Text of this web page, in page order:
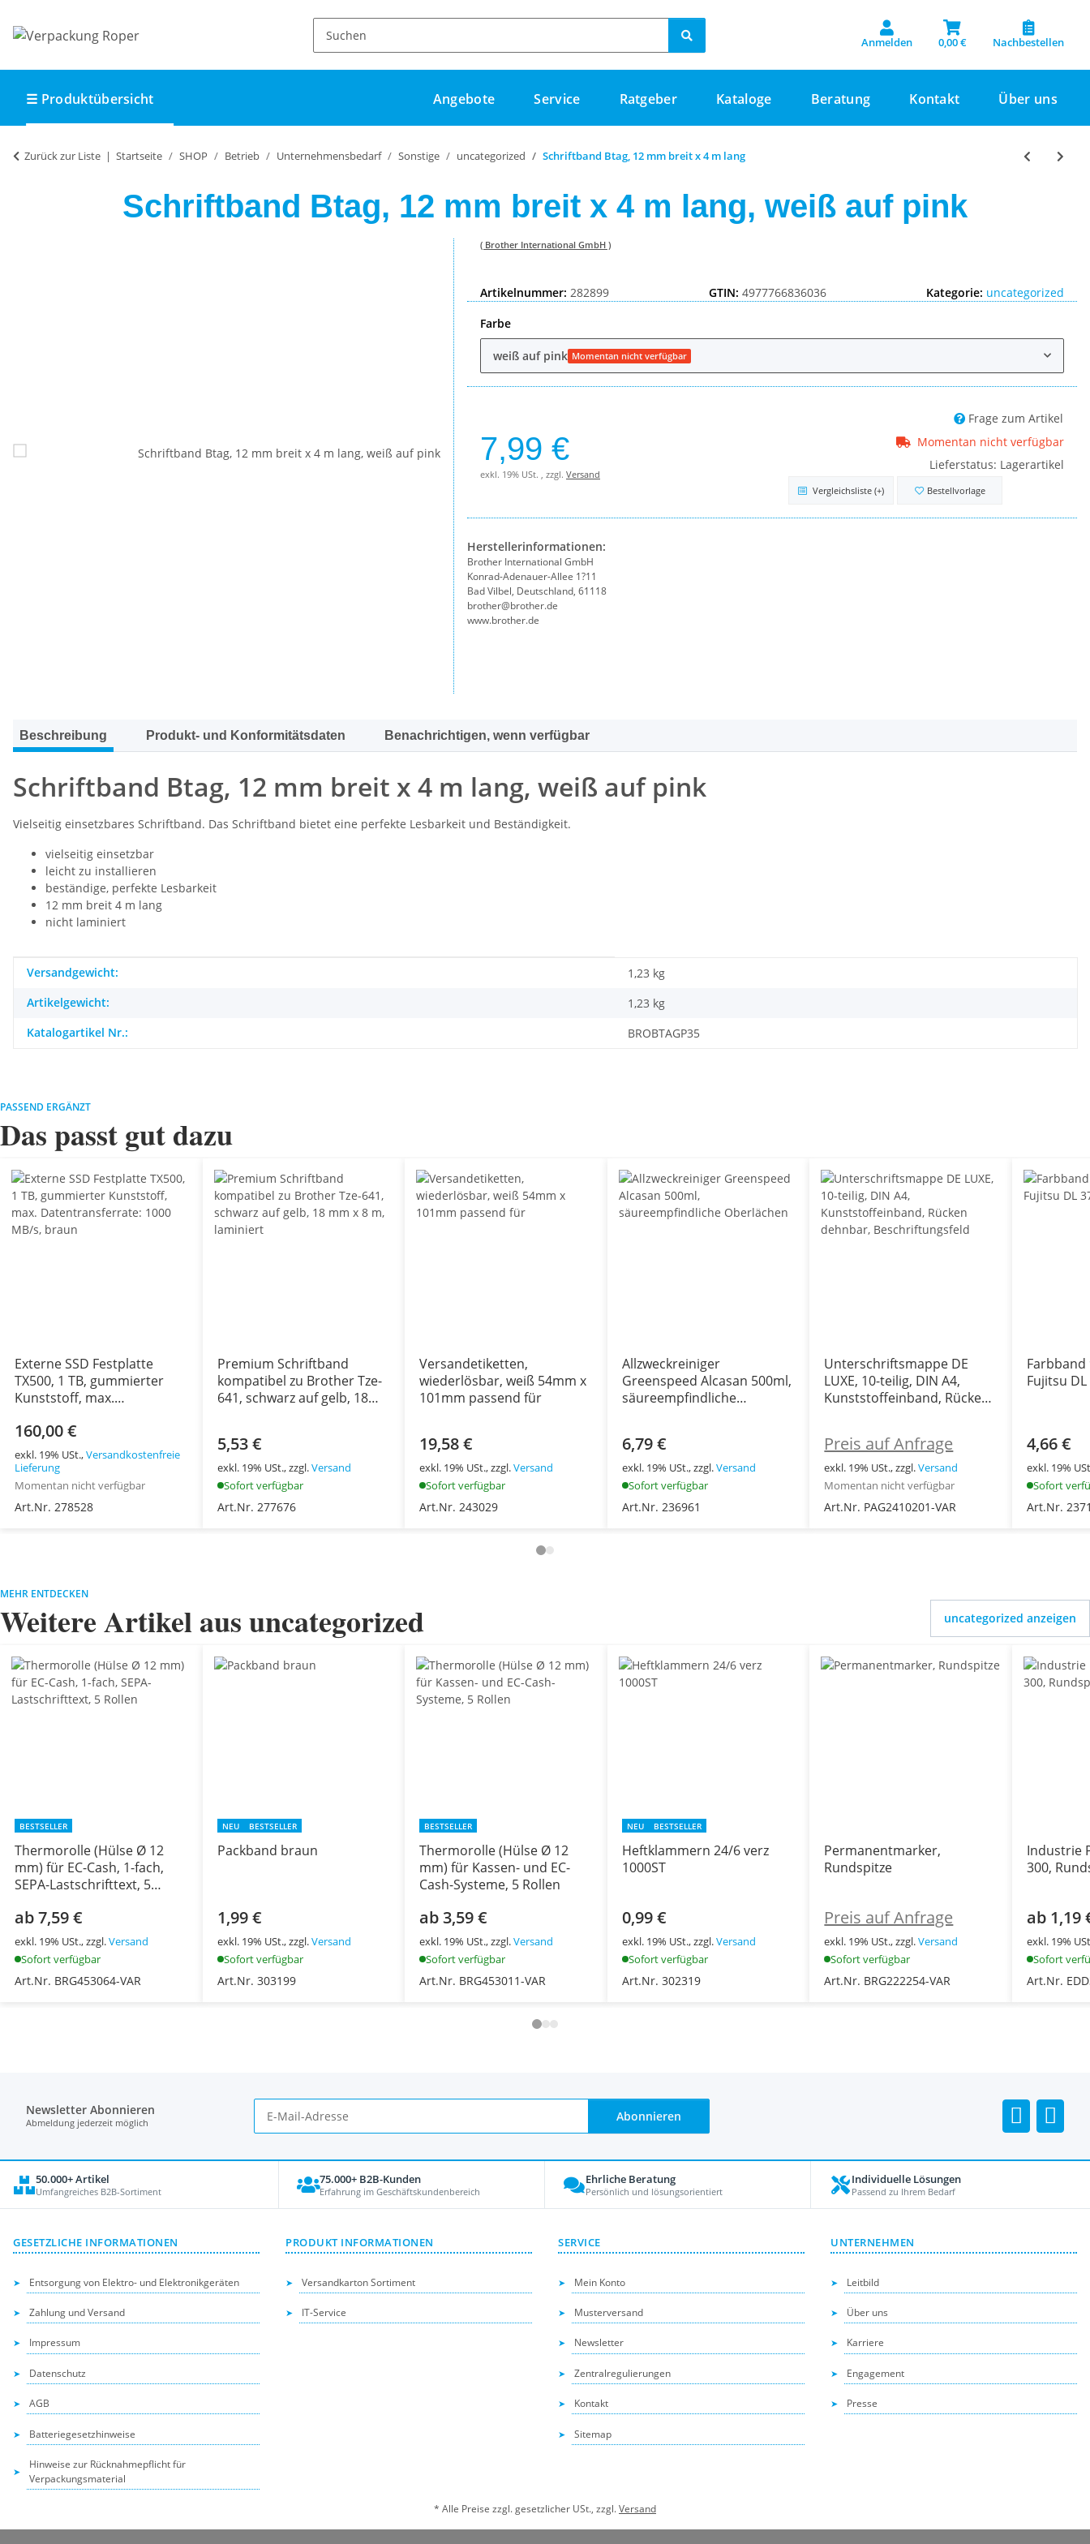
Anmelden 0,00 € Nachbestellen
☰ Produktübersicht Angebote Service Ratgeber Kataloge Beratung Kontakt Über uns
Zurück zur Liste Startseite SHOP Betrieb Unternehmensbedarf Sonstige uncategorized Schriftband Btag, 12 mm breit x 4 m lang
Schriftband Btag, 12 mm breit x 4 m lang, weiß auf pink
( Brother International GmbH )
Artikelnummer: 282899 GTIN: 4977766836036 Kategorie: uncategorized
Farbe
weiß auf pink Momentan nicht verfügbar
7,99 €
exkl. 19% USt. , zzgl. Versand
Frage zum Artikel
Momentan nicht verfügbar
Lieferstatus: Lagerartikel
Vergleichsliste (+) Bestellvorlage
Herstellerinformationen:
Brother International GmbH
Konrad-Adenauer-Allee 1?11
Bad Vilbel, Deutschland, 61118
brother@brother.de
www.brother.de
Beschreibung Produkt- und Konformitätsdaten Benachrichtigen, wenn verfügbar
Schriftband Btag, 12 mm breit x 4 m lang, weiß auf pink
Vielseitig einsetzbares Schriftband. Das Schriftband bietet eine perfekte Lesbarkeit und Beständigkeit.
vielseitig einsetzbar
leicht zu installieren
beständige, perfekte Lesbarkeit
12 mm breit 4 m lang
nicht laminiert
Produkteigenschaft
Wert
Versandgewicht:
1,23 kg
Artikelgewicht:
1,23 kg
Katalogartikel Nr.:
BROBTAGP35
PASSEND ERGÄNZT
Das passt gut dazu
Externe SSD Festplatte
TX500, 1 TB, gummierter
Kunststoff, max.
MB/s, braun
160,00 €
exkl. 19% USt.,Versandkostenfreie
Lieferung
Momentan nicht verfügbar
Art.Nr. 278528
Premium Schriftband
kompatibel zu Brother Tze-
641, schwarz auf gelb, 18
5,53 €
exkl. 19% USt., zzgl.Versand
Sofort verfügbar
Art.Nr. 277676
Versandetiketten,
wiederlösbar, weiß 54mm x
101mm passend für
19,58 €
exkl. 19% USt., zzgl.Versand
Sofort verfügbar
Art.Nr. 243029
Allzweckreiniger
Greenspeed Alcasan 500ml,
säureempfindliche
6,79 €
exkl. 19% USt., zzgl.Versand
Sofort verfügbar
Art.Nr. 236961
Unterschriftsmappe DE
LUXE, 10-teilig, DIN A4,
Kunststoffeinband, Rücken
Preis auf Anfrage
exkl. 19% USt., zzgl.Versand
Momentan nicht verfügbar
Art.Nr. PAG2410201-VAR
Fujitsu
4,66 €
exkl. 19%
Sofort
Art.Nr.
MEHR ENTDECKEN
Weitere Artikel aus uncategorized uncategorized anzeigen
BESTSELLER
Thermorolle (Hülse Ø 12
mm) für EC-Cash, 1-fach,
SEPA-Lastschrifttext, 5
ab 7,59 €
exkl. 19% USt., zzgl.Versand
Sofort verfügbar
Art.Nr. BRG453064-VAR
NEU BESTSELLER
Packband braun
1,99 €
exkl. 19% USt., zzgl.Versand
Sofort verfügbar
Art.Nr. 303199
BESTSELLER
Thermorolle (Hülse Ø 12
mm) für Kassen- und EC-
Cash-Systeme, 5 Rollen
ab 3,59 €
exkl. 19% USt., zzgl.Versand
Sofort verfügbar
Art.Nr. BRG453011-VAR
NEU BESTSELLER
Heftklammern 24/6 verz
1000ST
0,99 €
exkl. 19% USt., zzgl.Versand
Sofort verfügbar
Art.Nr. 302319
Permanentmarker,
Rundspitze
Preis auf Anfrage
exkl. 19% USt., zzgl.Versand
Sofort verfügbar
Art.Nr. BRG222254-VAR
Industrie
300,
ab 1,19
exkl. 19%
Sofort
Art.Nr.
Newsletter Abonnieren
Abmeldung jederzeit möglich Abonnieren
50.000+ Artikel
Umfangreiches B2B-Sortiment
75.000+ B2B-Kunden
Erfahrung im Geschäftskundenbereich
Ehrliche Beratung
Persönlich und lösungsorientiert
Individuelle Lösungen
Passend zu Ihrem Bedarf
GESETZLICHE INFORMATIONEN
Entsorgung von Elektro- und Elektronikgeräten
Zahlung und Versand
Impressum
Datenschutz
AGB
Batteriegesetzhinweise
Hinweise zur Rücknahmepflicht für
Verpackungsmaterial
PRODUKT INFORMATIONEN
Versandkarton Sortiment
IT-Service
SERVICE
Mein Konto
Musterversand
Newsletter
Zentralregulierungen
Kontakt
Sitemap
UNTERNEHMEN
Leitbild
Über uns
Karriere
Engagement
Presse
* Alle Preise zzgl. gesetzlicher USt., zzgl.Versand